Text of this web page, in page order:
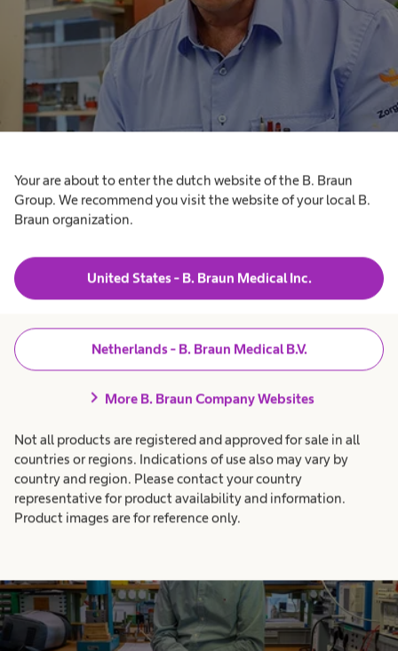
Your are about to enter the dutch website of the B. Braun
Group. We recommend you visit the website of your local B.
Braun organization.
United States - B. Braun Medical Inc.
Netherlands - B. Braun Medical B.V.
chevron_right More B. Braun Company Websites
Not all products are registered and approved for sale in all
countries or regions. Indications of use also may vary by
country and region. Please contact your country
representative for product availability and information.
Product images are for reference only.